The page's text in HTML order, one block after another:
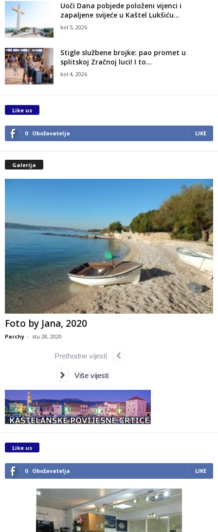
Uoči Dana pobjede položeni vijenci i
zapaljene svijeće u Kaštel Lukšiću...
kol 5, 2026
Stigle službene brojke: pao promet u
splitskoj Zračnoj luci! I to...
kol 4, 2026
Like us
0 Obožavatelja LIKE
Galerija
Foto by Jana, 2020
Parchy - stu 28, 2020
Prethodne vijesti
Više vijesti
Like us
0 Obožavatelja LIKE